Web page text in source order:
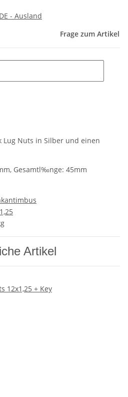
- Ausland
Frage zum Artikel
Lug Nuts in Silber und einen
Gesamtl‰nge: 45mm
Artikel